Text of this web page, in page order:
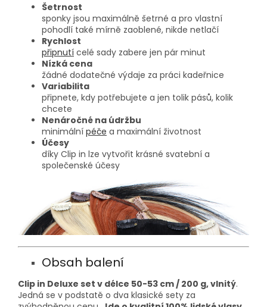
Šetrnost
sponky jsou maximálně šetrné a pro vlastní
pohodlí také mírně zaoblené, nikde netlačí
Rychlost
připnutí celé sady zabere jen pár minut
Nízká cena
žádné dodatečné výdaje za práci kadeřnice
Variabilita
připnete, kdy potřebujete a jen tolik pásů, kolik
chcete
Nenáročné na údržbu
minimální péče a maximální životnost
Účesy
díky Clip in lze vytvořit krásné svatební a
společenské účesy
Obsah balení
Clip in Deluxe set v délce 50-53 cm / 200 g, vlnitý.
Jedná se v podstatě o dva klasické sety za